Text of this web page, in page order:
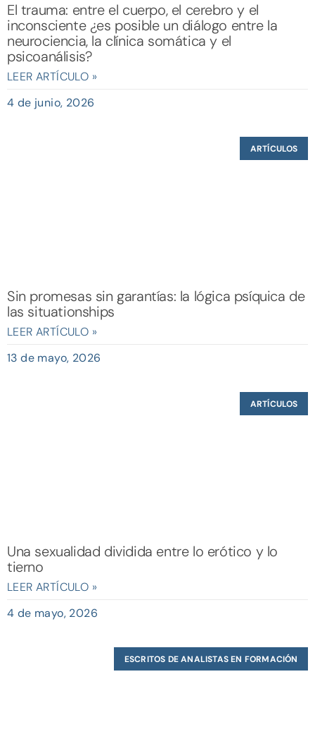
El trauma: entre el cuerpo, el cerebro y el
inconsciente ¿es posible un diálogo entre la
neurociencia, la clínica somática y el
psicoanálisis?
LEER ARTÍCULO »
4 de junio, 2026
ARTÍCULOS
Sin promesas sin garantías: la lógica psíquica de
las situationships
LEER ARTÍCULO »
13 de mayo, 2026
ARTÍCULOS
Una sexualidad dividida entre lo erótico y lo
tierno
LEER ARTÍCULO »
4 de mayo, 2026
ESCRITOS DE ANALISTAS EN FORMACIÓN